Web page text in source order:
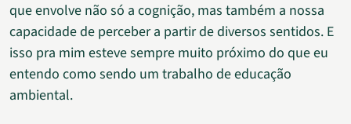
que envolve não só a cognição, mas também a nossa
capacidade de perceber a partir de diversos sentidos. E
isso pra mim esteve sempre muito próximo do que eu
entendo como sendo um trabalho de educação
ambiental.